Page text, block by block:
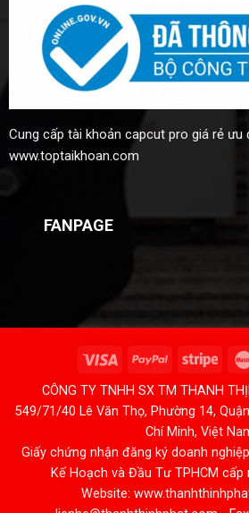
Cung cấp tài khoản capcut pro giá rẻưu
www.toptaikhoan.com
FANPAGE
CÔNG TY TNHH SX TM THANH
549/71/40 Lê Văn Thọ, Phường 14,
Chí Minh, Việt
Giấy chứng nhận đăng ký doanh
Kế Hoạch và Đầu Tư TPHCM
Website: